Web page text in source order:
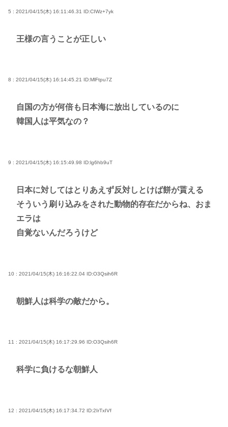
5 : 2021/04/15(木) 16:11:46.31 ID:CIWz+7yk
王様の言うことが正しい
8 : 2021/04/15(木) 16:14:45.21 ID:MlFtpu7Z
自国の方が何倍も日本海に放出しているのに
韓国人は平気なの？
9 : 2021/04/15(木) 16:15:49.98 ID:lg6hb9uT
日本に対してはとりあえず反対しとけば餅が貰える
そういう刷り込みをされた動物的存在だからね、おま
エラは
自覚ないんだろうけど
10 : 2021/04/15(木) 16:16:22.04 ID:O3Qsih6R
朝鮮人は科学の敵だから。
11 : 2021/04/15(木) 16:17:29.96 ID:O3Qsih6R
科学に負けるな朝鮮人
12 : 2021/04/15(木) 16:17:34.72 ID:2IrTxIVf